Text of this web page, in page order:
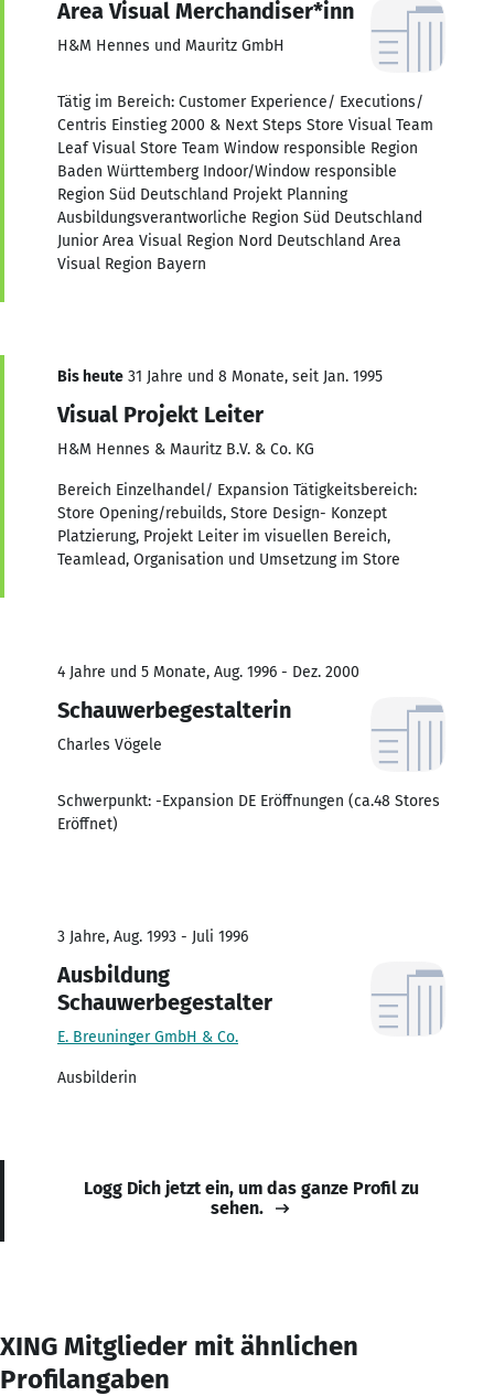
Area Visual Merchandiser*inn
H&M Hennes und Mauritz GmbH
Tätig im Bereich: Customer Experience/ Executions/
Centris Einstieg 2000 & Next Steps Store Visual Team
Leaf Visual Store Team Window responsible Region
Baden Württemberg Indoor/Window responsible
Region Süd Deutschland Projekt Planning
Ausbildungsverantworliche Region Süd Deutschland
Junior Area Visual Region Nord Deutschland Area
Visual Region Bayern
Bis heute 31 Jahre und 8 Monate, seit Jan. 1995
Visual Projekt Leiter
H&M Hennes & Mauritz B.V. & Co. KG
Bereich Einzelhandel/ Expansion Tätigkeitsbereich:
Store Opening/rebuilds, Store Design- Konzept
Platzierung, Projekt Leiter im visuellen Bereich,
Teamlead, Organisation und Umsetzung im Store
4 Jahre und 5 Monate, Aug. 1996 - Dez. 2000
Schauwerbegestalterin
Charles Vögele
Schwerpunkt: -Expansion DE Eröffnungen (ca.48 Stores
Eröffnet)
3 Jahre, Aug. 1993 - Juli 1996
Ausbildung
Schauwerbegestalter
E. Breuninger GmbH & Co.
Ausbilderin
Logg Dich jetzt ein, um das ganze Profil zu
sehen.
XING Mitglieder mit ähnlichen
Profilangaben